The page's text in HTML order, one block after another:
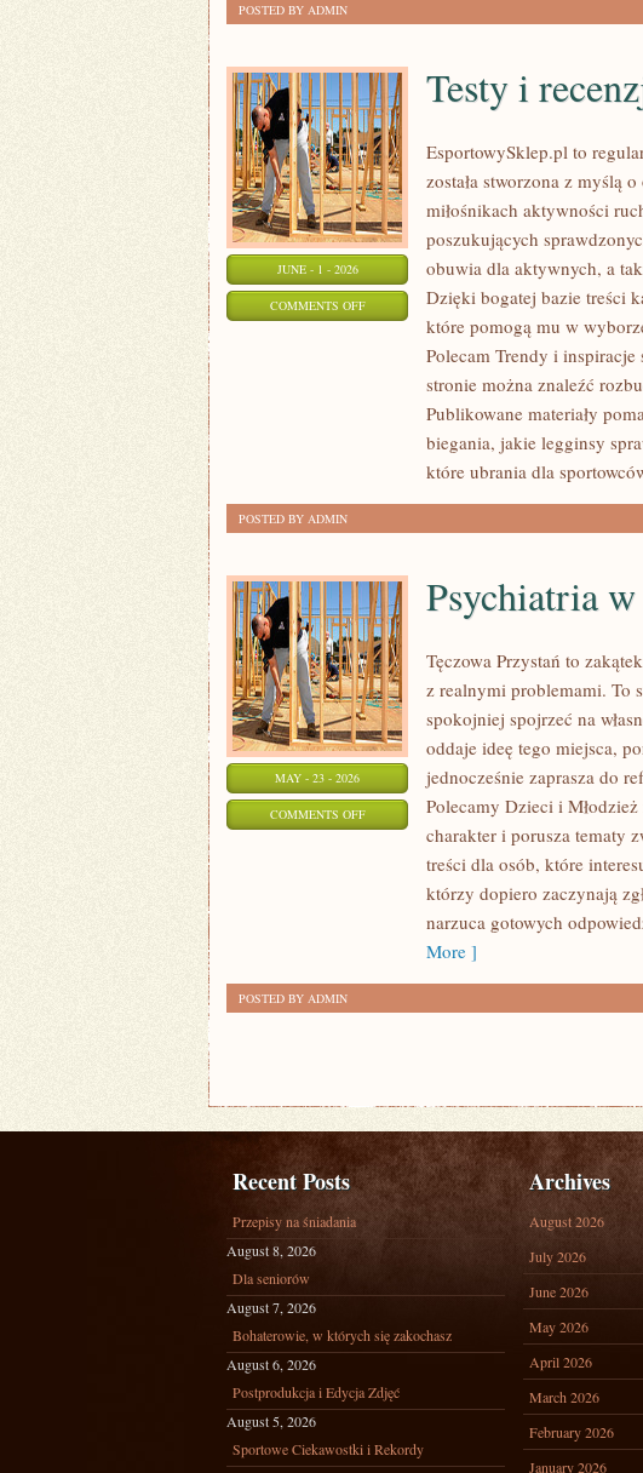
POSTED BY ADMIN
JUNE - 1 - 2026
COMMENTS OFFON
PRODUKTÓW
Testy i
EsportowySklep.pl to
została stworzona z myślą
miłośnikach aktywności
poszukujących
obuwia dla aktywnych, a
Dzięki bogatej bazie treści
które pomogą mu w
Polecam Trendy i
stronie można znaleźć
Publikowane materiały
biegania, jakie legginsy
które ubrania dla
POSTED BY ADMIN
MAY - 23 - 2026
COMMENTS OFFON
PSYCHIATRIA
PRAKTYCE
Psychiatria
Tęczowa Przystań to
z realnymi problemami. To
spokojniej spojrzeć na
oddaje ideę tego miejsca,
jednocześnie zaprasza do
Polecamy Dzieci i
charakter i porusza tematy
treści dla osób, które
którzy dopiero zaczynają
narzuca gotowych
More ]
POSTED BY ADMIN
Recent Posts
Przepisy na śniadania
August 8, 2026
Dla seniorów
August 7, 2026
Bohaterowie, w których się zakochasz
August 6, 2026
Postprodukcja i Edycja Zdjęć
August 5, 2026
Sportowe Ciekawostki i Rekordy
Archives
August 2026
July 2026
June 2026
May 2026
April 2026
March 2026
February 2026
January 2026